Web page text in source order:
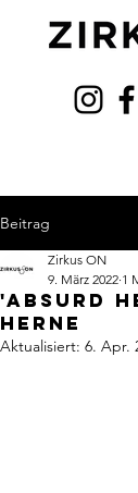
Beitrag
'Absurd
HernE
Zirkus ON
9. März 2022 1
Aktualisiert: 6. Apr.